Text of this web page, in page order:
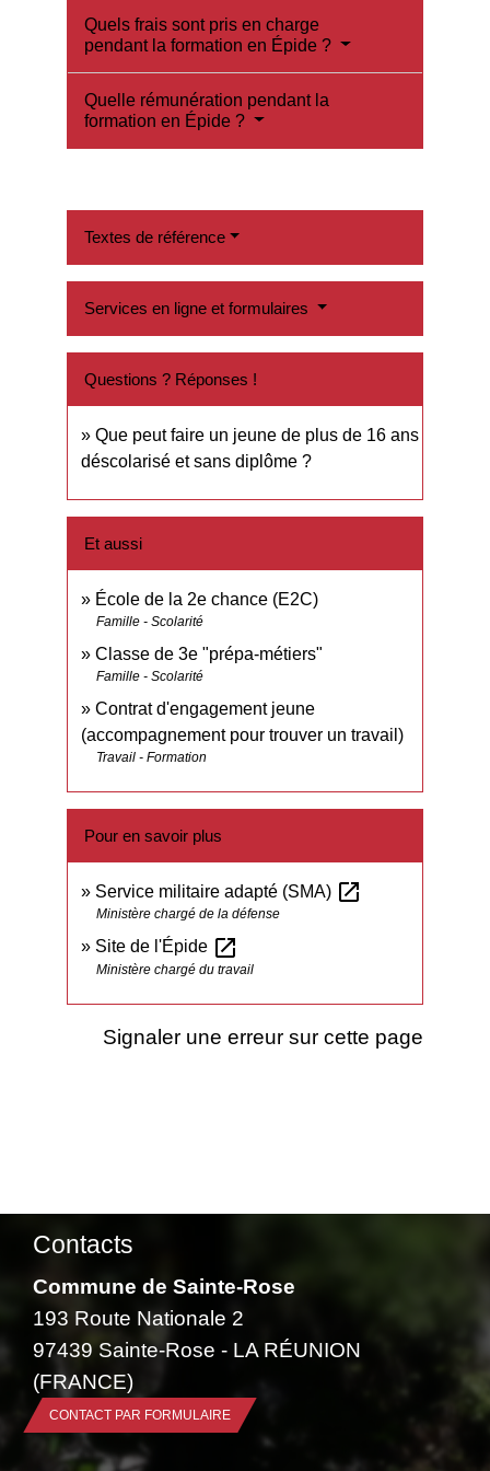
Quels frais sont pris en charge
pendant la formation en Épide ?
Quelle rémunération pendant la
formation en Épide ?
Textes de référence
Services en ligne et formulaires
Questions ? Réponses !
Que peut faire un jeune de plus de 16 ans
déscolarisé et sans diplôme ?
Et aussi
École de la 2e chance (E2C)
Famille - Scolarité
Classe de 3e "prépa-métiers"
Famille - Scolarité
Contrat d'engagement jeune
(accompagnement pour trouver un travail)
Travail - Formation
Pour en savoir plus
Service militaire adapté (SMA) open_in_new
Ministère chargé de la défense
Site de l'Épide open_in_new
Ministère chargé du travail
Signaler une erreur sur cette page
Contacts
Commune de Sainte-Rose
193 Route Nationale 2
97439 Sainte-Rose - LA RÉUNION
(FRANCE)
CONTACT PAR FORMULAIRE